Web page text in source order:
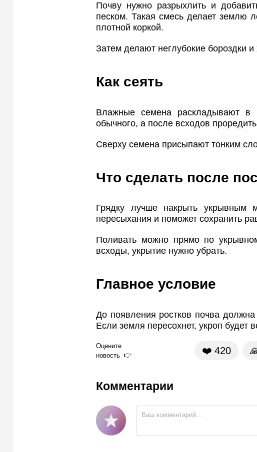
Почву нужно разрыхлить и
песком. Такая смесь делает землю
плотной коркой.
Затем делают неглубокие бороздки
Как сеять
Влажные семена раскладывают в
обычного, а после всходов
Сверху семена присыпают тонким
Что сделать после
Грядку лучше накрыть укрывным
пересыхания и поможет сохранить
Поливать можно прямо по
всходы, укрытие нужно убрать.
Главное условие
До появления ростков почва
Если земля пересохнет, укроп будет
Оцените
новость
❤️ 420
Комментарии